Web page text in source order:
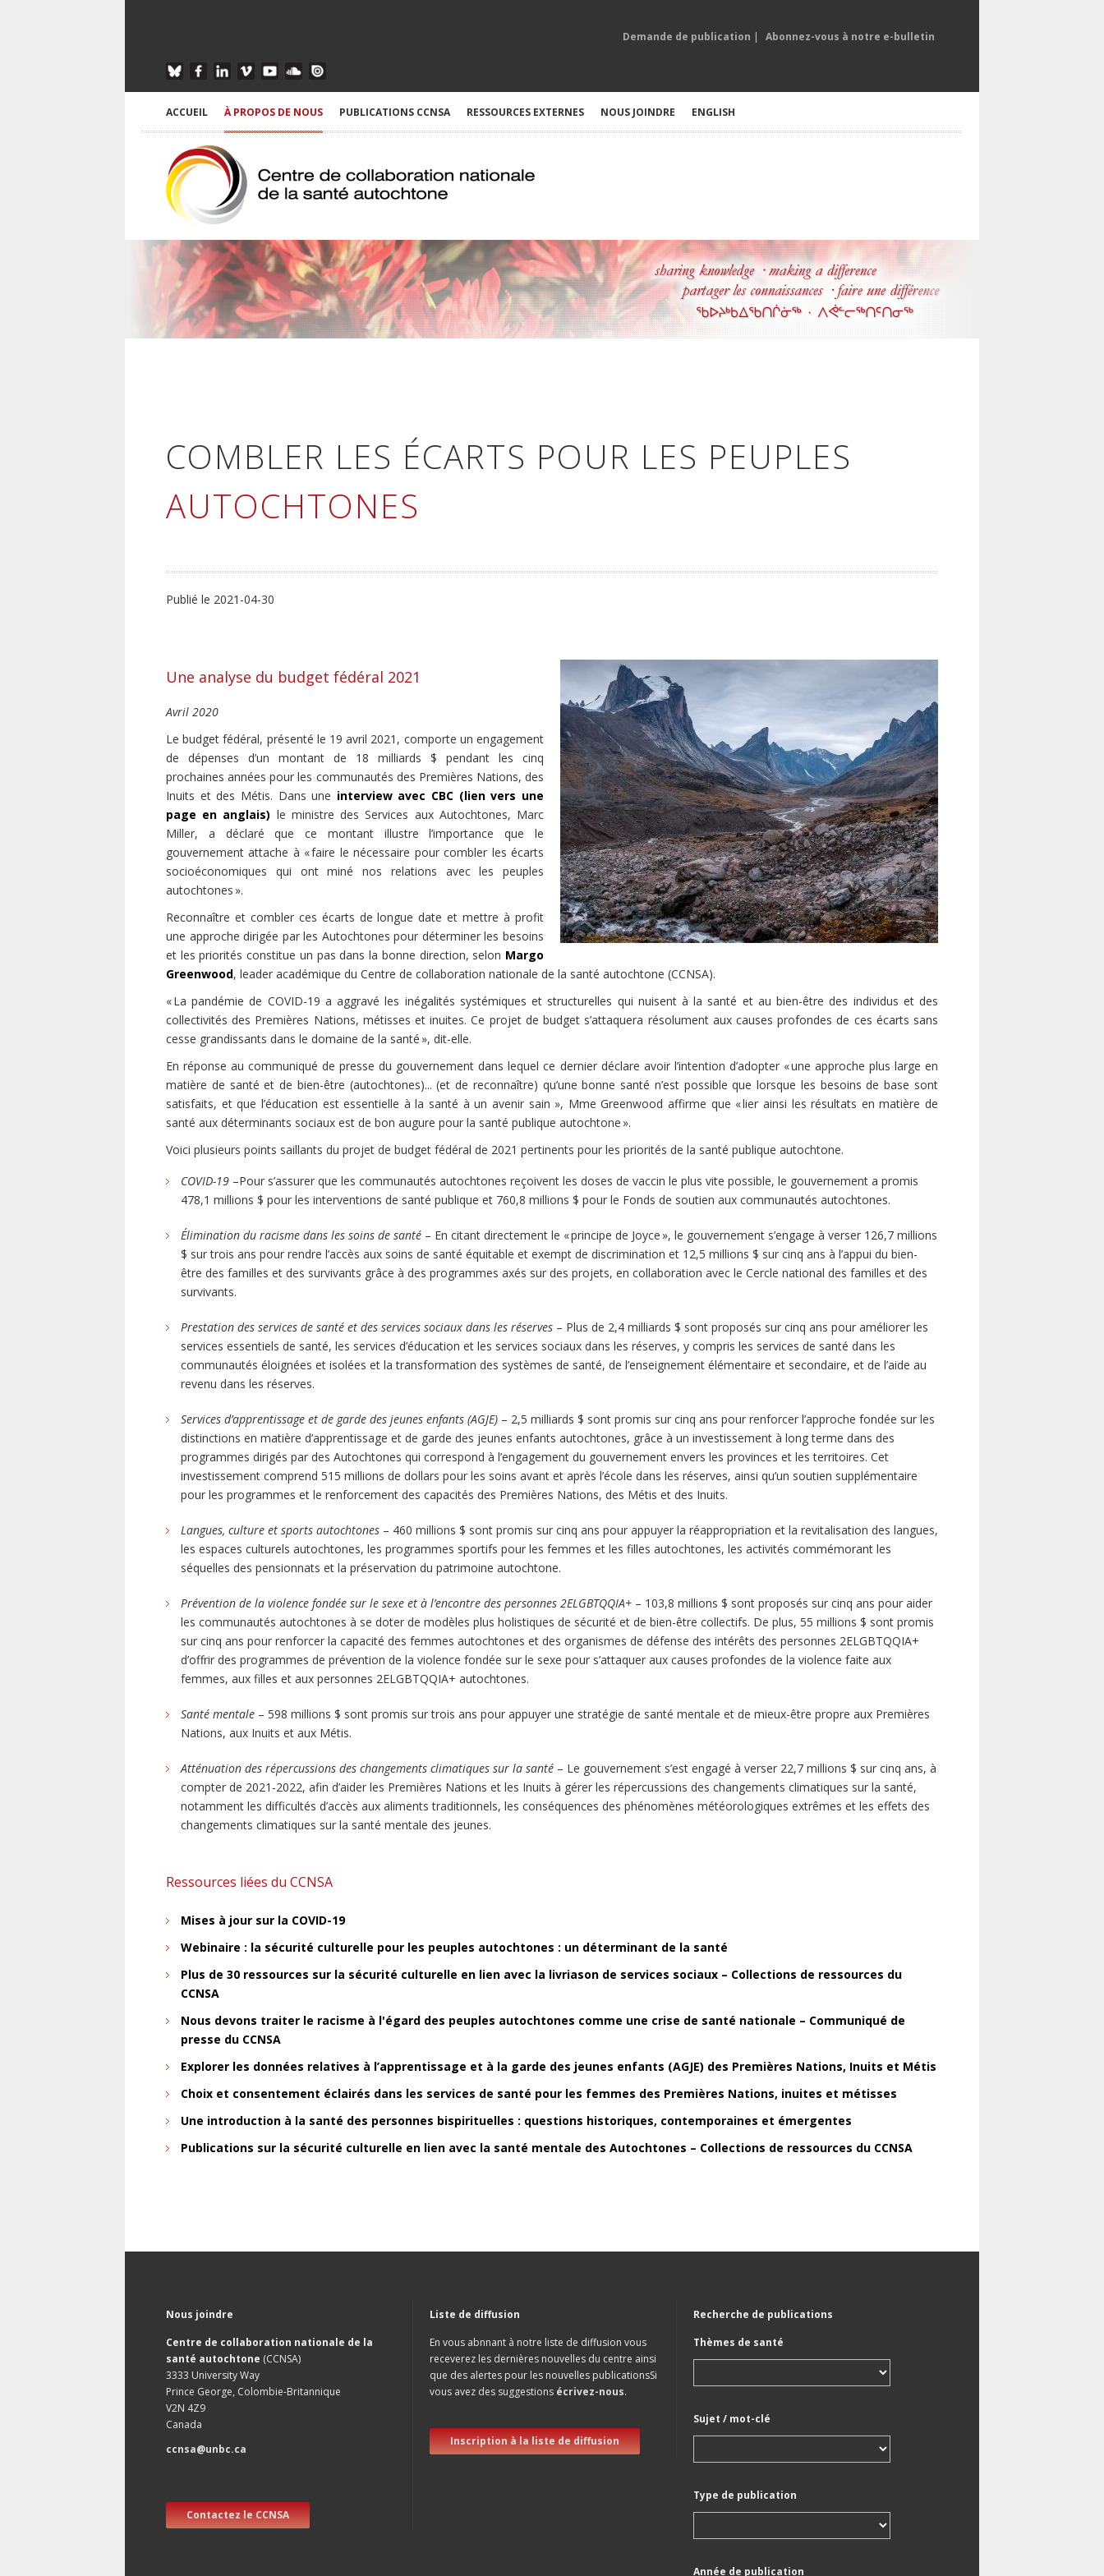
Demande de publication | Abonnez-vous à notre e-bulletin
ACCUEIL À PROPOS DE NOUS PUBLICATIONS CCNSA RESSOURCES EXTERNES NOUS JOINDRE ENGLISH
COMBLER LES ÉCARTS POUR LES PEUPLES
AUTOCHTONES
Publié le 2021-04-30
Une analyse du budget fédéral 2021
Avril 2020
Le budget fédéral, présenté le 19 avril 2021, comporte un engagement
de dépenses d’un montant de 18 milliards $ pendant les cinq
prochaines années pour les communautés des Premières Nations, des
Inuits et des Métis. Dans une interview avec CBC (lien vers une
page en anglais) le ministre des Services aux Autochtones, Marc
Miller, a déclaré que ce montant illustre l’importance que le
gouvernement attache à « faire le nécessaire pour combler les écarts
socioéconomiques qui ont miné nos relations avec les peuples
autochtones ».
Reconnaître et combler ces écarts de longue date et mettre à profit
une approche dirigée par les Autochtones pour déterminer les besoins
et les priorités constitue un pas dans la bonne direction, selon Margo
Greenwood, leader académique du Centre de collaboration nationale de la santé autochtone (CCNSA).
« La pandémie de COVID-19 a aggravé les inégalités systémiques et structurelles qui nuisent à la santé et au bien-être des individus et des
collectivités des Premières Nations, métisses et inuites. Ce projet de budget s’attaquera résolument aux causes profondes de ces écarts sans
cesse grandissants dans le domaine de la santé », dit-elle.
En réponse au communiqué de presse du gouvernement dans lequel ce dernier déclare avoir l’intention d’adopter « une approche plus large en
matière de santé et de bien-être (autochtones)... (et de reconnaître) qu’une bonne santé n’est possible que lorsque les besoins de base sont
satisfaits, et que l’éducation est essentielle à la santé à un avenir sain », Mme Greenwood affirme que « lier ainsi les résultats en matière de
santé aux déterminants sociaux est de bon augure pour la santé publique autochtone ».
Voici plusieurs points saillants du projet de budget fédéral de 2021 pertinents pour les priorités de la santé publique autochtone.
COVID-19 –Pour s’assurer que les communautés autochtones reçoivent les doses de vaccin le plus vite possible, le gouvernement a promis
478,1 millions $ pour les interventions de santé publique et 760,8 millions $ pour le Fonds de soutien aux communautés autochtones.
Élimination du racisme dans les soins de santé – En citant directement le « principe de Joyce », le gouvernement s’engage à verser 126,7 millions
$ sur trois ans pour rendre l’accès aux soins de santé équitable et exempt de discrimination et 12,5 millions $ sur cinq ans à l’appui du bien-
être des familles et des survivants grâce à des programmes axés sur des projets, en collaboration avec le Cercle national des familles et des
survivants.
Prestation des services de santé et des services sociaux dans les réserves – Plus de 2,4 milliards $ sont proposés sur cinq ans pour améliorer les
services essentiels de santé, les services d’éducation et les services sociaux dans les réserves, y compris les services de santé dans les
communautés éloignées et isolées et la transformation des systèmes de santé, de l’enseignement élémentaire et secondaire, et de l’aide au
revenu dans les réserves.
Services d’apprentissage et de garde des jeunes enfants (AGJE) – 2,5 milliards $ sont promis sur cinq ans pour renforcer l’approche fondée sur les
distinctions en matière d’apprentissage et de garde des jeunes enfants autochtones, grâce à un investissement à long terme dans des
programmes dirigés par des Autochtones qui correspond à l’engagement du gouvernement envers les provinces et les territoires. Cet
investissement comprend 515 millions de dollars pour les soins avant et après l’école dans les réserves, ainsi qu’un soutien supplémentaire
pour les programmes et le renforcement des capacités des Premières Nations, des Métis et des Inuits.
Langues, culture et sports autochtones – 460 millions $ sont promis sur cinq ans pour appuyer la réappropriation et la revitalisation des langues,
les espaces culturels autochtones, les programmes sportifs pour les femmes et les filles autochtones, les activités commémorant les
séquelles des pensionnats et la préservation du patrimoine autochtone.
Prévention de la violence fondée sur le sexe et à l’encontre des personnes 2ELGBTQQIA+ – 103,8 millions $ sont proposés sur cinq ans pour aider
les communautés autochtones à se doter de modèles plus holistiques de sécurité et de bien-être collectifs. De plus, 55 millions $ sont promis
sur cinq ans pour renforcer la capacité des femmes autochtones et des organismes de défense des intérêts des personnes 2ELGBTQQIA+
d’offrir des programmes de prévention de la violence fondée sur le sexe pour s’attaquer aux causes profondes de la violence faite aux
femmes, aux filles et aux personnes 2ELGBTQQIA+ autochtones.
Santé mentale – 598 millions $ sont promis sur trois ans pour appuyer une stratégie de santé mentale et de mieux-être propre aux Premières
Nations, aux Inuits et aux Métis.
Atténuation des répercussions des changements climatiques sur la santé – Le gouvernement s’est engagé à verser 22,7 millions $ sur cinq ans, à
compter de 2021-2022, afin d’aider les Premières Nations et les Inuits à gérer les répercussions des changements climatiques sur la santé,
notamment les difficultés d’accès aux aliments traditionnels, les conséquences des phénomènes météorologiques extrêmes et les effets des
changements climatiques sur la santé mentale des jeunes.
Ressources liées du CCNSA
Mises à jour sur la COVID-19
Webinaire : la sécurité culturelle pour les peuples autochtones : un déterminant de la santé
Plus de 30 ressources sur la sécurité culturelle en lien avec la livriason de services sociaux – Collections de ressources du
CCNSA
Nous devons traiter le racisme à l'égard des peuples autochtones comme une crise de santé nationale – Communiqué de
presse du CCNSA
Explorer les données relatives à l’apprentissage et à la garde des jeunes enfants (AGJE) des Premières Nations, Inuits et Métis
Choix et consentement éclairés dans les services de santé pour les femmes des Premières Nations, inuites et métisses
Une introduction à la santé des personnes bispirituelles : questions historiques, contemporaines et émergentes
Publications sur la sécurité culturelle en lien avec la santé mentale des Autochtones – Collections de ressources du CCNSA
Nous joindre
Centre de collaboration nationale de la
santé autochtone (CCNSA)
3333 University Way
Prince George, Colombie-Britannique
V2N 4Z9
Canada
ccnsa@unbc.ca
Contactez le CCNSA
Liste de diffusion
En vous abnnant à notre liste de diffusion vous
receverez les dernières nouvelles du centre ainsi
que des alertes pour les nouvelles publicationsSi
vous avez des suggestions écrivez-nous.
Inscription à la liste de diffusion
Recherche de publications
Thèmes de santé
Sujet / mot-clé
Type de publication
Année de publication